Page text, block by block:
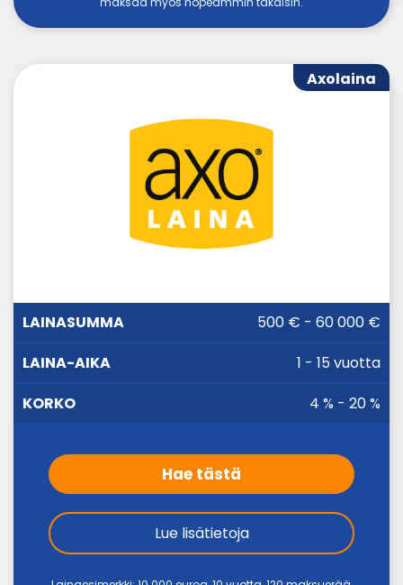
Axolaina
LAINASUMMA KORKO500 € - 60 000 €
1 - 15 vuotta
4 % - 20 %
Hae tästä
Lue lisätietoja